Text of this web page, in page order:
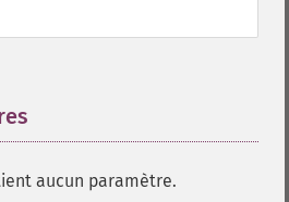
aucun paramètre.